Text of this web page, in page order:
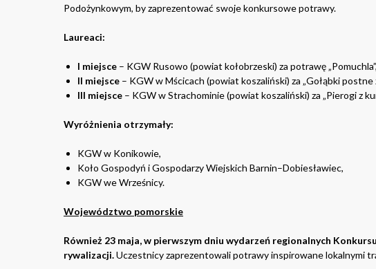
Podożynkowym, by zaprezentować swoje konkursowe potrawy.
Laureaci:
I miejsce – KGW Rusowo (powiat kołobrzeski) za potrawę „Pomuchla”,
II miejsce – KGW w Mścicach (powiat koszaliński) za „Gołąbki
III miejsce – KGW w Strachominie (powiat koszaliński) za „Pierogi z
Wyróżnienia otrzymały:
KGW w Konikowie,
Koło Gospodyń i Gospodarzy Wiejskich Barnin–Dobiesławiec,
KGW we Wrześnicy.
Województwo pomorskie
Również 23 maja, w pierwszym dniu wydarzeń regionalnych
rywalizacji.Uczestnicy zaprezentowali potrawy inspirowane lokalnymi